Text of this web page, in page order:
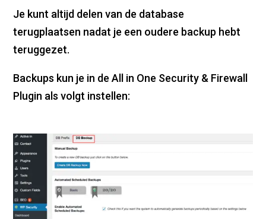
Je kunt altijd delen van de database
terugplaatsen nadat je een oudere backup hebt
teruggezet.
Backups kun je in de All in One Security & Firewall
Plugin als volgt instellen: